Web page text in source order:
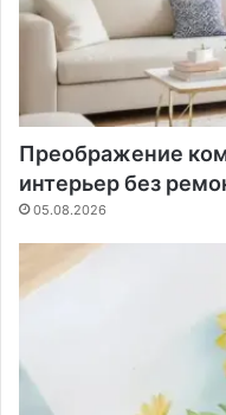
Преображение
интерьер без
05.08.2026